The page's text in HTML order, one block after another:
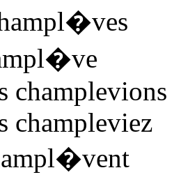
�ves
�ve
champlevions
champleviez
�vent